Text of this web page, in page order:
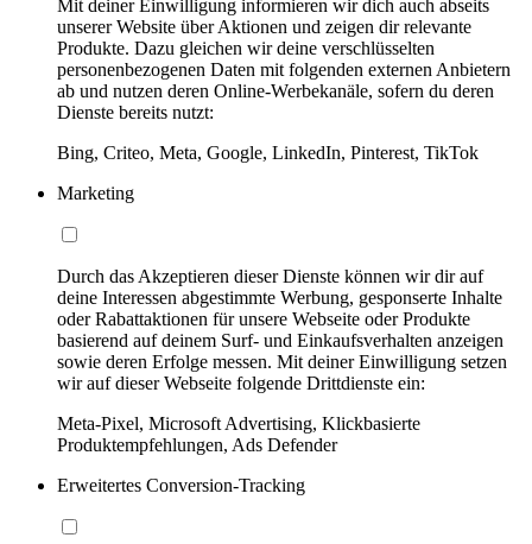
Mit deiner Einwilligung informieren wir dich auch abseits
unserer Website über Aktionen und zeigen dir relevante
Produkte. Dazu gleichen wir deine verschlüsselten
personenbezogenen Daten mit folgenden externen Anbietern
ab und nutzen deren Online-Werbekanäle, sofern du deren
Dienste bereits nutzt:
Bing, Criteo, Meta, Google, LinkedIn, Pinterest, TikTok
Marketing
Durch das Akzeptieren dieser Dienste können wir dir auf
deine Interessen abgestimmte Werbung, gesponserte Inhalte
oder Rabattaktionen für unsere Webseite oder Produkte
basierend auf deinem Surf- und Einkaufsverhalten anzeigen
sowie deren Erfolge messen. Mit deiner Einwilligung setzen
wir auf dieser Webseite folgende Drittdienste ein:
Meta-Pixel, Microsoft Advertising, Klickbasierte
Produktempfehlungen, Ads Defender
Erweitertes Conversion-Tracking